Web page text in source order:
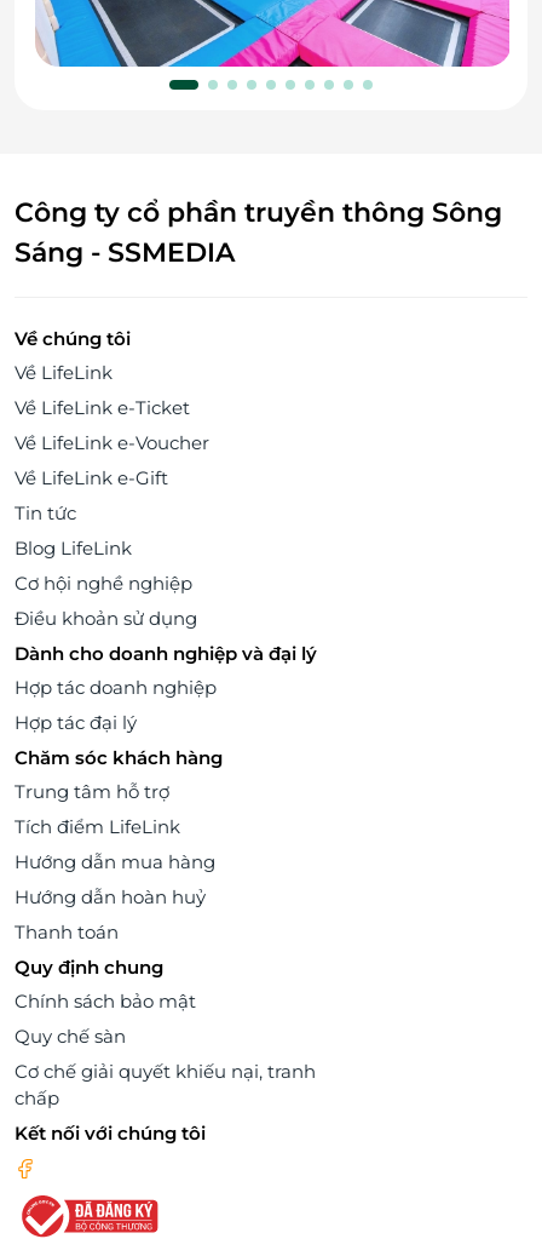
Công ty cổ phần truyền thông Sông
Sáng - SSMEDIA
Về chúng tôi
Về LifeLink
Về LifeLink e-Ticket
Về LifeLink e-Voucher
Về LifeLink e-Gift
Tin tức
Blog LifeLink
Cơ hội nghề nghiệp
Điều khoản sử dụng
Dành cho doanh nghiệp và đại lý
Hợp tác doanh nghiệp
Hợp tác đại lý
Chăm sóc khách hàng
Trung tâm hỗ trợ
Tích điểm LifeLink
Hướng dẫn mua hàng
Hướng dẫn hoàn huỷ
Thanh toán
Quy định chung
Chính sách bảo mật
Quy chế sàn
Cơ chế giải quyết khiếu nại, tranh
chấp
Kết nối với chúng tôi